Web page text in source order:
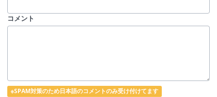
コメント
※SPAM対策のため日本語のコメントのみ受け付けてます